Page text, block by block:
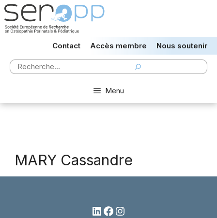
Aller
au
contenu
Contact Accès membre Nous soutenir
Rechercher
Menu
MARY Cassandre
LinkedIn
Facebook
Instagram